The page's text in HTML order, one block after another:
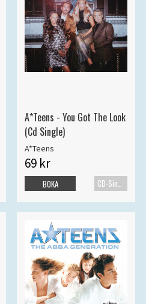
A*Teens - You Got The Look
(Cd Single)
A*Teens
69 kr
BOKA